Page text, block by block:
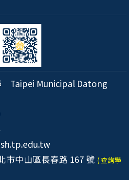
Taipei Municipal Datong
市中山區長春路 167 號 ( 查詢學